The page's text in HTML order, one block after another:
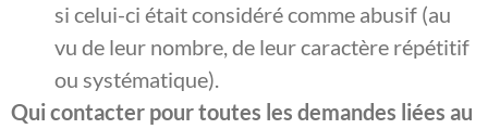
si celui-ci était considéré comme abusif (au
vu de leur nombre, de leur caractère répétitif
ou systématique).
Qui contacter pour toutes les demandes liées au